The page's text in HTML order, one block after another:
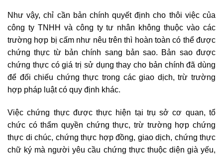
Như vậy, chỉ cần bản chính quyết định cho thôi việc của
công ty TNHH và công ty tư nhân không thuộc vào các
trường hợp bị cấm như nêu trên thì hoàn toàn có thể được
chứng thực từ bản chính sang bản sao. Bản sao được
chứng thực có giá trị sử dụng thay cho bản chính đã dùng
để đối chiếu chứng thực trong các giao dịch, trừ trường
hợp pháp luật có quy định khác.
Việc chứng thực được thực hiện tại trụ sở cơ quan, tổ
chức có thẩm quyền chứng thực, trừ trường hợp chứng
thực di chúc, chứng thực hợp đồng, giao dịch, chứng thực
chữ ký mà người yêu cầu chứng thực thuộc diện già yếu,